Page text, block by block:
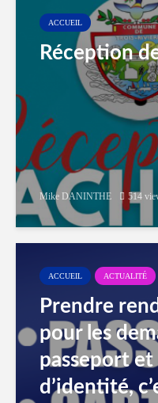
ACCUEIL
Réception
Mike DANINTHE 514
ACCUEIL ACTUALITÉ
Prendre
pour les
passeport
d’identité,